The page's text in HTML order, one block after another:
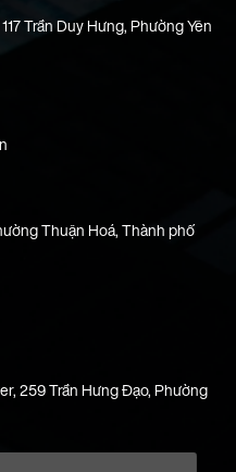
Trần Duy Hưng, Phường Yên
Thuận Hoá, Thành phố
259 Trần Hưng Đạo, Phường